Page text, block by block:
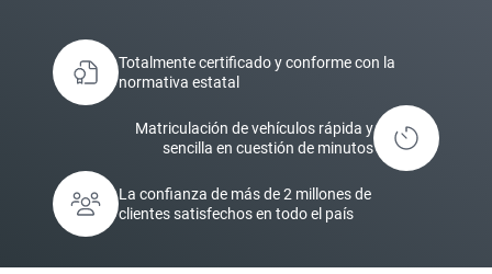
Totalmente certificado y conforme con la
normativa estatal
Matriculación de vehículos rápida y
sencilla en cuestión de minutos
La confianza de más de 2 millones de
clientes satisfechos en todo el país